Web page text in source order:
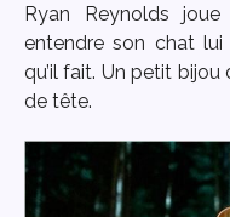
Ryan Reynolds
entendre son chat
qu’il fait. Un petit bijou
de tête.